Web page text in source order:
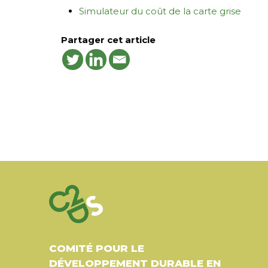
Simulateur du coût de la carte grise
Partager cet article
COMITÉ POUR LE
DÉVELOPPEMENT DURABLE EN